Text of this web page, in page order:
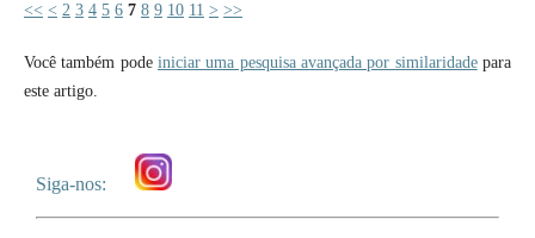
<< < 2 3 4 5 6 7 8 9 10 11 > >>
Você também pode iniciar uma pesquisa avançada por similaridadepara
este artigo.
Siga-nos: